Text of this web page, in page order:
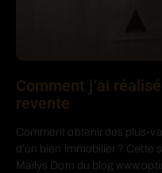
Comment j’ai
revente
Comment obtenir des plus-
d’un bien immobilier ? Cette
Maïlys Dorn du blog